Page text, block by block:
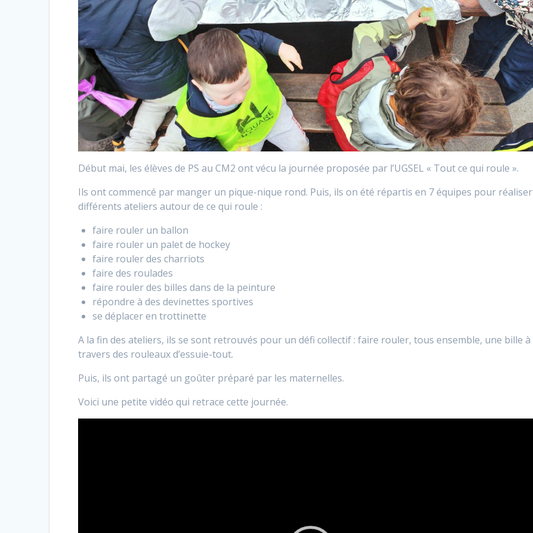
Début mai, les élèves de PS au CM2 ont vécu la journée proposée par l’UGSEL « Tout ce qui roule ».
Ils ont commencé par manger un pique-nique rond. Puis, ils on été répartis en 7 équipes pour réaliser
différents ateliers autour de ce qui roule :
faire rouler un ballon
faire rouler un palet de hockey
faire rouler des charriots
faire des roulades
faire rouler des billes dans de la peinture
répondre à des devinettes sportives
se déplacer en trottinette
A la fin des ateliers, ils se sont retrouvés pour un défi collectif : faire rouler, tous ensemble, une bille à
travers des rouleaux d’essuie-tout.
Puis, ils ont partagé un goûter préparé par les maternelles.
Voici une petite vidéo qui retrace cette journée.